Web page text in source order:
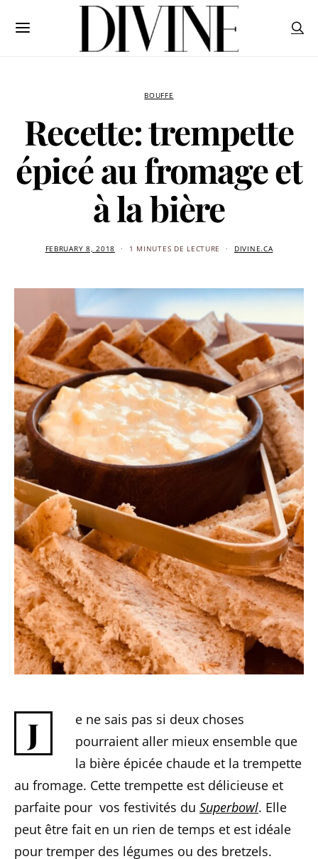
BOUFFE
Recette: trempette
épicé au fromage et
à la bière
FEBRUARY 8, 2018 1 MINUTES DE LECTURE DIVINE.CA
J
e ne sais pas si deux choses
pourraient aller mieux ensemble que
la bière épicée chaude et la trempette
au fromage. Cette trempette est délicieuse et
parfaite pour vos festivités du Superbowl. Elle
peut être fait en un rien de temps et est idéale
pour tremper des légumes ou des bretzels.